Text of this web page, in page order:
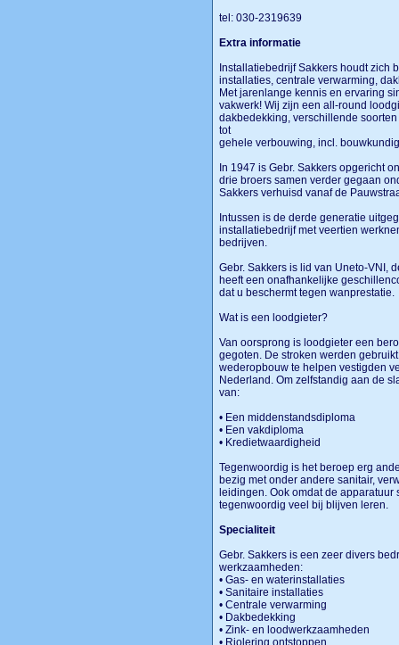
tel: 030-2319639
Extra informatie
Installatiebedrijf Sakkers houdt zich
installaties, centrale verwarming,
Met jarenlange kennis en ervaring
vakwerk! Wij zijn een all-round
dakbedekking, verschillende
tot
gehele verbouwing, incl.
In 1947 is Gebr. Sakkers opgericht
drie broers samen verder gegaan
Sakkers verhuisd vanaf de
Intussen is de derde generatie
installatiebedrijf met veertien
bedrijven.
Gebr. Sakkers is lid van Uneto-VNI,
heeft een onafhankelijke
dat u beschermt tegen wanprestatie.
Wat is een loodgieter?
Van oorsprong is loodgieter een
gegoten. De stroken werden
wederopbouw te helpen vestigden
Nederland. Om zelfstandig aan de
van:
• Een middenstandsdiploma
• Een vakdiploma
• Kredietwaardigheid
Tegenwoordig is het beroep erg
bezig met onder andere sanitair,
leidingen. Ook omdat de
tegenwoordig veel bij blijven leren.
Specialiteit
Gebr. Sakkers is een zeer divers
werkzaamheden:
• Gas- en waterinstallaties
• Sanitaire installaties
• Centrale verwarming
• Dakbedekking
• Zink- en loodwerkzaamheden
• Riolering ontstoppen